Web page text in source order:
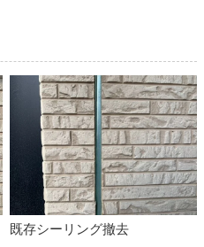
既存シーリング撤去